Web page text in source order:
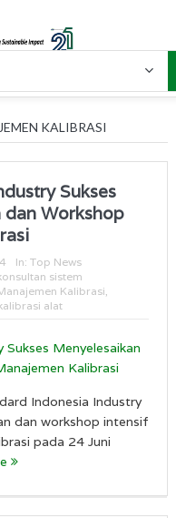
KALIBRASI
Sukses
dan Workshop
In: Top News
sistem
Kalibrasi
alat
Indonesia Industry
dan workshop intensif
pada 24 Juni